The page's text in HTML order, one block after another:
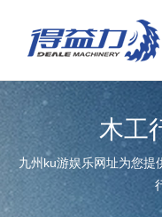
木工
九州ku游娱乐网址为您提